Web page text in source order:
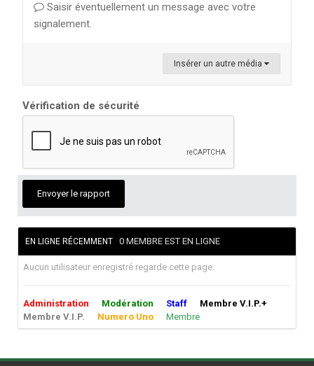
Saisir éventuellement un message avec votre
signalement.
Insérer un autre média
Vérification de sécurité
Envoyer le rapport
EN LIGNE RÉCEMMENT 0 MEMBRE EST EN LIGNE
Aucun utilisateur enregistré regarde cette page.
Administration Modération Staff
Membre V.I.P.+
Membre V.I.P.
Numero Uno Membre